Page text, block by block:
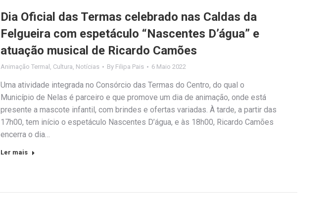
Dia Oficial das Termas celebrado nas Caldas da
Felgueira com espetáculo “Nascentes D’água” e
atuação musical de Ricardo Camões
Animação Termal , Cultura, Notícias By Filipa Pais 6 Maio 2022
Uma atividade integrada no Consórcio das Termas do Centro, do qual o
Município de Nelas é parceiro e que promove um dia de animação, onde está
presente a mascote infantil, com brindes e ofertas variadas. À tarde, a partir das
17h00, tem início o espetáculo Nascentes D’água, e às 18h00, Ricardo Camões
encerra o dia…
Ler mais